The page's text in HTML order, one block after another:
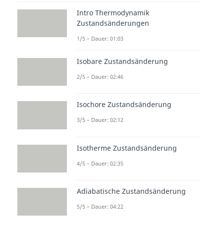
Intro Thermodynamik
Zustandsänderungen
1/5 – Dauer: 01:03
Isobare Zustandsänderung
2/5 – Dauer: 02:46
Isochore Zustandsänderung
3/5 – Dauer: 02:12
Isotherme Zustandsänderung
4/5 – Dauer: 02:35
Adiabatische Zustandsänderung
5/5 – Dauer: 04:22